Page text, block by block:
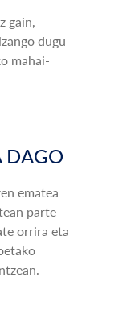
gain,
dugu
mahai-
DAGO
ematea
parte
orrira eta